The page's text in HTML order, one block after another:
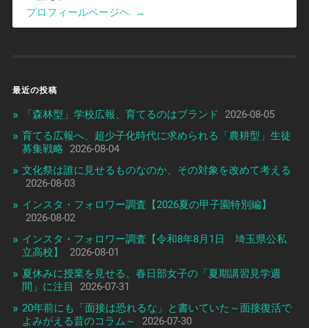
プロフィールページヘ
→
最近の投稿
「森林型」学校広報、育てるのはブランド
2026-08-05
育てる広報へ、超少子化時代に求められる「農耕型」生徒
募集戦略
2026-08-04
文化祭は誰に見せるものなのか、その対象を改めて考える
2026-08-03
インスタ・フォロワー調査【2026夏の甲子園特別編】
2026-08-02
インスタ・フォロワー調査【令和8年8月1日 埼玉県公私
立高校】
2026-08-01
夏休みに授業を見せる、春日部女子の「夏期講習見学週
間」に注目
2026-07-31
20年前にも「面接は恐れるな」と書いていた～面接復活で
よみがえる昔のコラム～
2026-07-30